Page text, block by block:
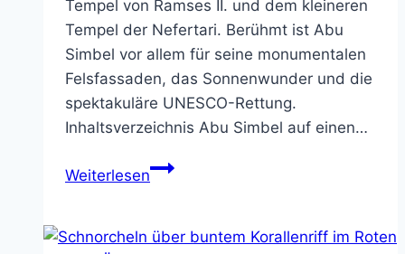
Tempel von Ramses II. und dem kleineren
Tempel der Nefertari. Berühmt ist Abu
Simbel vor allem für seine monumentalen
Felsfassaden, das Sonnenwunder und die
spektakuläre UNESCO-Rettung.
Inhaltsverzeichnis Abu Simbel auf einen…
WeiterlesenAbu
Ägypten: